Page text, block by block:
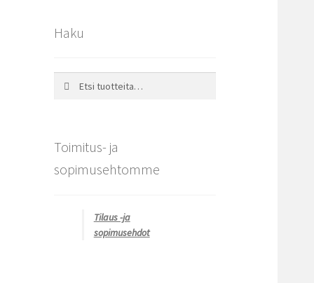
Haku
Toimitus- ja
sopimusehtomme
Tilaus -ja
sopimusehdot